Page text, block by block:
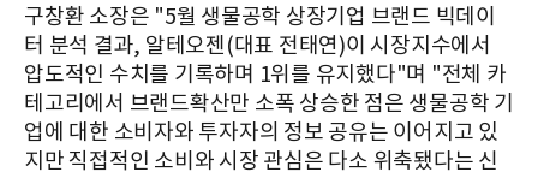
구창환 소장은 "5월 생물공학 상장기업 브랜드 빅데이
터 분석 결과, 알테오젠(대표 전태연)이 시장지수에서
압도적인 수치를 기록하며 1위를 유지했다"며 "전체 카
테고리에서 브랜드확산만 소폭 상승한 점은 생물공학 기
업에 대한 소비자와 투자자의 정보 공유는 이어지고 있
지만 직접적인 소비와 시장 관심은 다소 위축됐다는 신